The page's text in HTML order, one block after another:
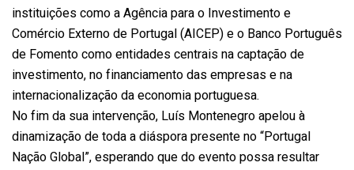
instituições como a Agência para o Investimento e
Comércio Externo de Portugal (AICEP) e o Banco Português
de Fomento como entidades centrais na captação de
investimento, no financiamento das empresas e na
internacionalização da economia portuguesa.
No fim da sua intervenção, Luís Montenegro apelou à
dinamização de toda a diáspora presente no “Portugal
Nação Global”, esperando que do evento possa resultar